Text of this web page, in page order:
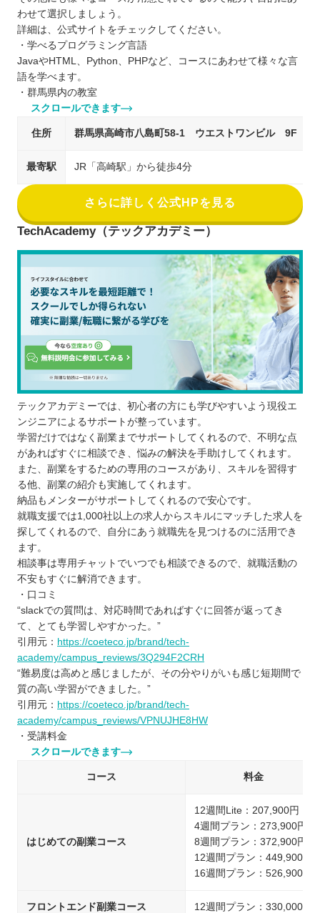
わせて選択しましょう。
詳細は、公式サイトをチェックしてください。
・学べるプログラミング言語
JavaやHTML、Python、PHPなど、コースにあわせて様々な言
語を学べます。
・群馬県内の教室
スクロールできます
住所 群馬県高崎市八島町58-1 ウエストワンビル 9F
最寄駅 JR「高崎駅」から徒歩4分
さらに詳しく公式HPを見る
TechAcademy（テックアカデミー）
テックアカデミーでは、初心者の方にも学びやすいよう現役エ
ンジニアによるサポートが整っています。
学習だけではなく副業までサポートしてくれるので、不明な点
があればすぐに相談でき、悩みの解決を手助けしてくれます。
また、副業をするための専用のコースがあり、スキルを習得す
る他、副業の紹介も実施してくれます。
納品もメンターがサポートしてくれるので安心です。
就職支援では1,000社以上の求人からスキルにマッチした求人を
探してくれるので、自分にあう就職先を見つけるのに活用でき
ます。
相談事は専用チャットでいつでも相談できるので、就職活動の
不安もすぐに解消できます。
・口コミ
“slackでの質問は、対応時間であればすぐに回答が返ってき
て、とても学習しやすかった。”
引用元： https://coeteco.jp/brand/tech-
academy/campus_reviews/3Q294F2CRH
“難易度は高めと感じましたが、その分やりがいも感じ短期間で
質の高い学習ができました。”
引用元： https://coeteco.jp/brand/tech-
academy/campus_reviews/VPNUJHE8HW
・受講料金
スクロールできます
コース 料金
はじめての副業コース
12週間Lite：207,900円
4週間プラン：273,900円
8週間プラン：372,900円
12週間プラン：449,900円
16週間プラン：526,900円
フロントエンド副業コース 12週間プラン：330,000円